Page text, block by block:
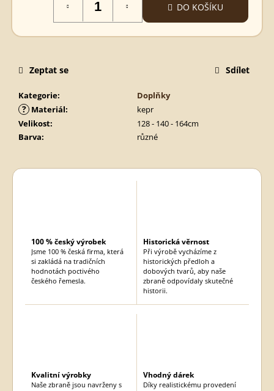
DO KOŠÍKU
Kategorie: Doplňky
? Materiál:
kepr
Velikost:
128 - 140 - 164cm
Barva: různé
Zeptat se Sdílet
100 % český výrobek
Jsme 100 % česká firma, která
si zakládá na tradičních
hodnotách poctivého
českého řemesla.
Historická věrnost
Při výrobě vycházíme z
historických předloh a
dobových tvarů, aby naše
zbraně odpovídaly skutečné
historii.
Kvalitní výrobky
Naše zbraně jsou navrženy s
Vhodný dárek
Díky realistickému provedení